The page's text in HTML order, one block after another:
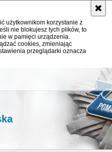
użytkownikom korzystanie z
nie blokujesz tych plików, to
w pamięci urządzenia.
cookies, zmieniając
przeglądarki oznacza